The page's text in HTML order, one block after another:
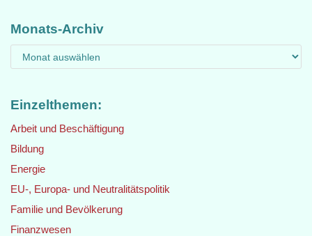
Monats-Archiv
Einzelthemen:
Arbeit und Beschäftigung
Bildung
Energie
EU-, Europa- und Neutralitätspolitik
Familie und Bevölkerung
Finanzwesen